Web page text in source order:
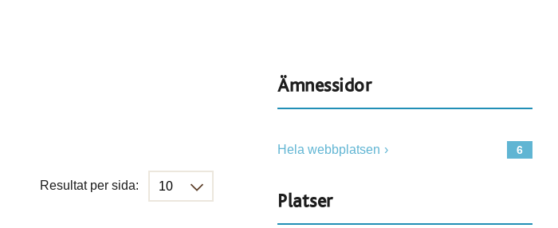
Resultat per sida:
Ämnessidor
6
Hela webbplatsen
Platser